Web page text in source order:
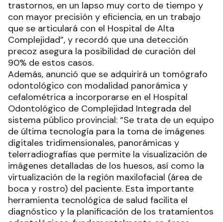
trastornos, en un lapso muy corto de tiempo y
con mayor precisión y eficiencia, en un trabajo
que se articulará con el Hospital de Alta
Complejidad”, y recordó que una detección
precoz asegura la posibilidad de curación del
90% de estos casos.
Además, anunció que se adquirirá un tomógrafo
odontológico con modalidad panorámica y
cefalométrica a incorporarse en el Hospital
Odontológico de Complejidad Integrada del
sistema público provincial: “Se trata de un equipo
de última tecnología para la toma de imágenes
digitales tridimensionales, panorámicas y
telerradiografías que permite la visualización de
imágenes detalladas de los huesos, así como la
virtualización de la región maxilofacial (área de
boca y rostro) del paciente. Esta importante
herramienta tecnológica de salud facilita el
diagnóstico y la planificación de los tratamientos